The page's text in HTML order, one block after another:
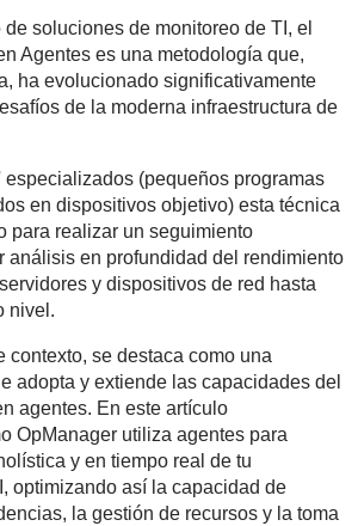
soluciones de monitoreo de TI, el
Agentes es una metodología que,
ha evolucionado significativamente
de la moderna infraestructura de
(pequeños programas
en dispositivos objetivo) esta técnica
para realizar un seguimiento
análisis en profundidad del rendimiento
y dispositivos de red hasta
nivel.
contexto, se destaca como una
adopta y extiende las capacidades del
agentes. En este artículo
OpManager utiliza agentes para
y en tiempo real de tu
optimizando así la capacidad de
la gestión de recursos y la toma